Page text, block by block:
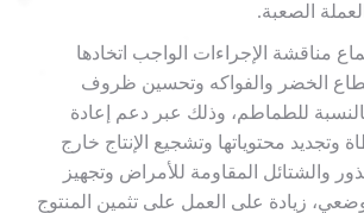
الصعبة.
مناقشة الإجراءات الواجب اتخادها
الخضر والفواكه وتحسين ظروف
للطماطم، وذلك عبر دعم إعادة
وتجديد محتوياتها وتشجيع الإنتاج خارج
والشتائل المقاومة للأمراض وتجهيز
زيادة على العمل على تثمين المنتوج